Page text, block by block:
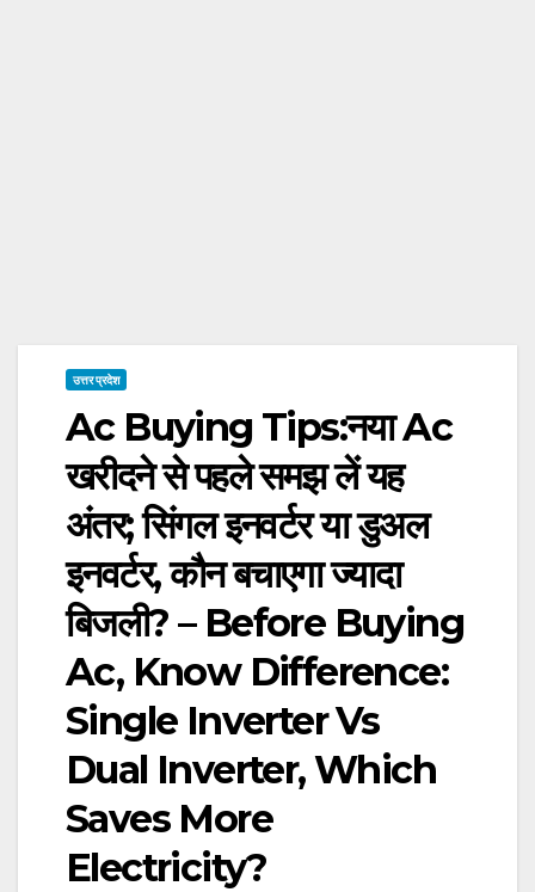
उत्तर प्रदेश
Ac Buying Tips:नया Ac
खरीदने से पहले समझ लें यह
अंतर; सिंगल इनवर्टर या डुअल
इनवर्टर, कौन बचाएगा ज्यादा
बिजली? – Before Buying
Ac, Know Difference:
Single Inverter Vs
Dual Inverter, Which
Saves More
Electricity?